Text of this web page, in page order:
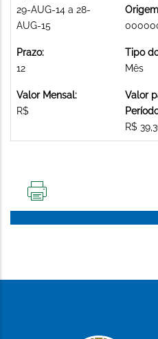
29-AUG-14 a 28-
AUG-15
Prazo:
12
Tipo
Mês
Valor Mensal:
R$
Valor
R$
PÁGINA